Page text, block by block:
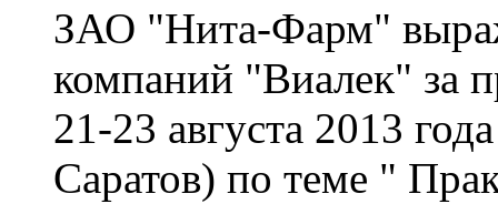
ЗАО "Нита-Фарм"
компаний "Виалек" за
21-23 августа 2013
Саратов) по теме "